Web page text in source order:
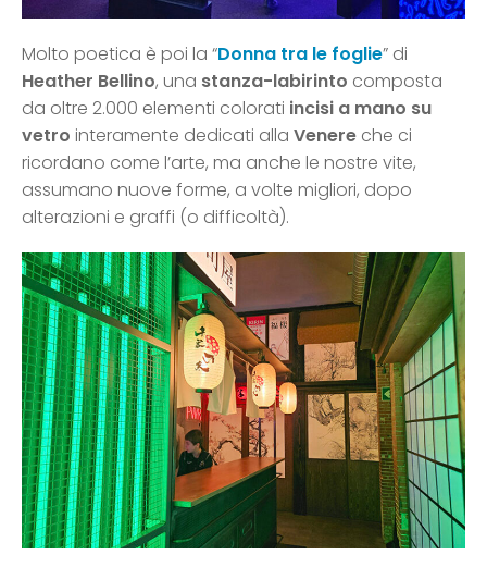
Molto poetica è poi la “Donna tra le foglie” di
Heather Bellino, una stanza-labirinto composta
da oltre 2.000 elementi colorati incisi a mano su
vetro interamente dedicati alla Venere che ci
ricordano come l’arte, ma anche le nostre vite,
assumano nuove forme, a volte migliori, dopo
alterazioni e graffi (o difficoltà).